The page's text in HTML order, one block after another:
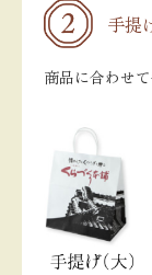
手提
商品に合わせ